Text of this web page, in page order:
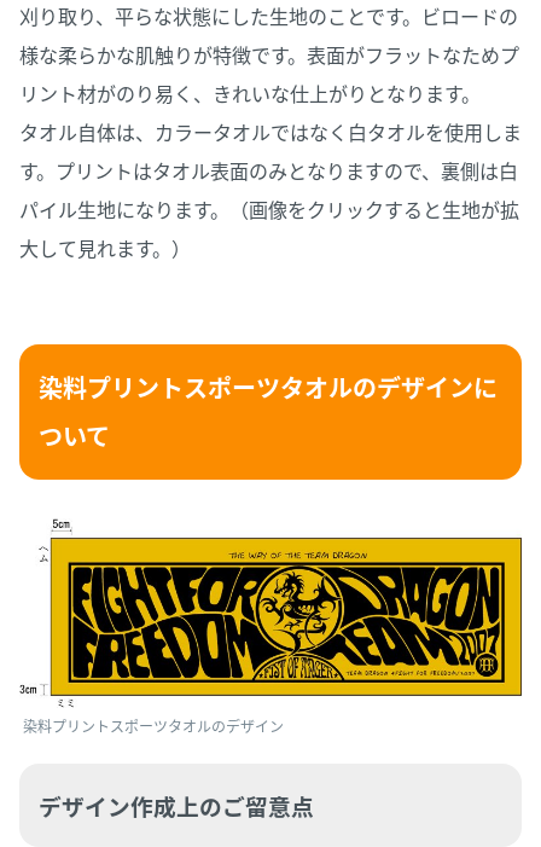
刈り取り、平らな状態にした生地のことです。ビロードの
様な柔らかな肌触りが特徴です。表面がフラットなためプ
リント材がのり易く、きれいな仕上がりとなります。
タオル自体は、カラータオルではなく白タオルを使用しま
す。プリントはタオル表面のみとなりますので、裏側は白
パイル生地になります。（画像をクリックすると生地が拡
大して見れます。）
染料プリントスポーツタオルのデザインに
ついて
染料プリントスポーツタオルのデザイン
デザイン作成上のご留意点